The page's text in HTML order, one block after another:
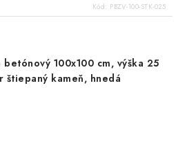
Kód: PBZV-100-STK-025
betónový 100x100 cm, výška 25
štiepaný kameň, hnedá